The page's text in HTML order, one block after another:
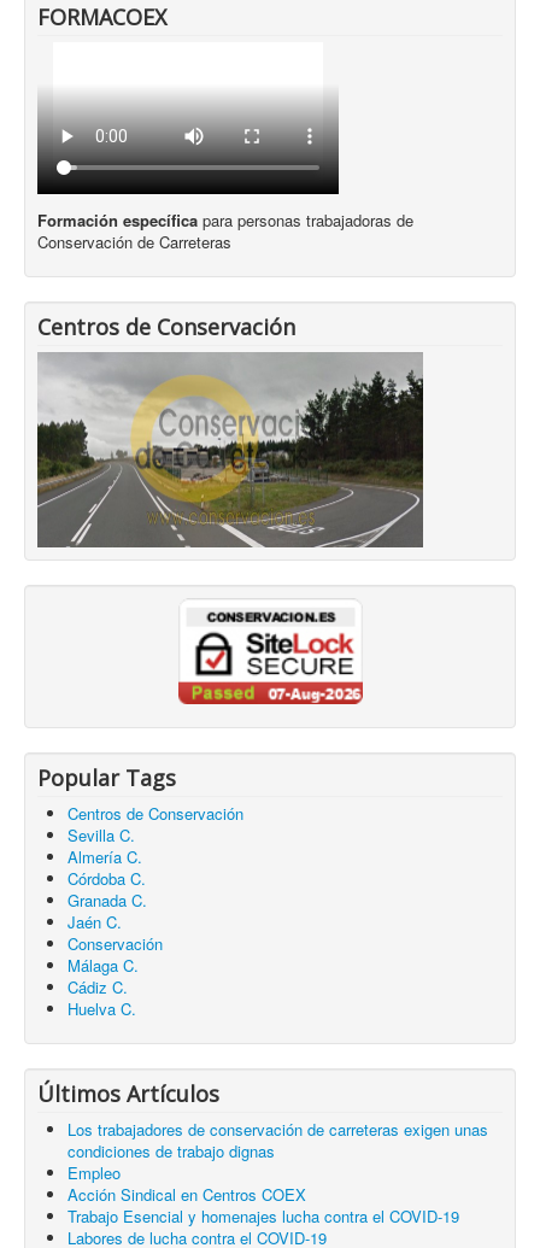
FORMACOEX
Formación específica para personas trabajadoras de
Conservación de Carreteras
Centros de Conservación
Popular Tags
Centros de Conservación
Sevilla C.
Almería C.
Córdoba C.
Granada C.
Jaén C.
Conservación
Málaga C.
Cádiz C.
Huelva C.
Últimos Artículos
Los trabajadores de conservación de carreteras exigen unas
condiciones de trabajo dignas
Empleo
Acción Sindical en Centros COEX
Trabajo Esencial y homenajes lucha contra el COVID-19
Labores de lucha contra el COVID-19